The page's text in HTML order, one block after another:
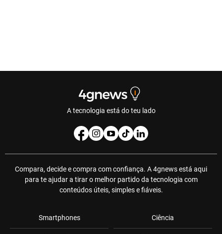
A tecnologia está do teu lado
Compara, decide e compra com confiança. A 4gnews está aqui
para te ajudar a tirar o melhor partido da tecnologia com
conteúdos úteis, simples e fiáveis.
Smartphones Ciência